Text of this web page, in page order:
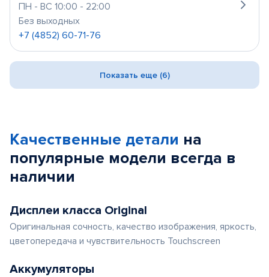
ПН - ВС 10:00 - 22:00
Без выходных
+7 (4852) 60-71-76
Показать еще (6)
Качественные детали на
популярные модели всегда в
наличии
Дисплеи класса Original
Оригинальная сочность, качество изображения, яркость,
цветопередача и чувствительность Touchscreen
Аккумуляторы